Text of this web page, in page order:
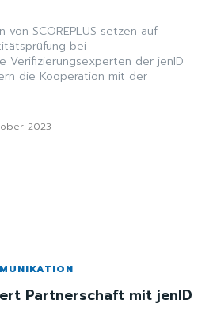
von SCOREPLUS setzen auf
bei
die Kooperation mit der
2023
Partnerschaft mit jenID